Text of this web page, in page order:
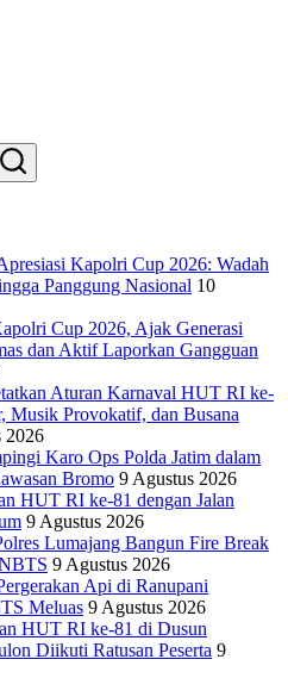
Search
Kapolri Cup 2026: Wadah
Panggung Nasional 10
Cup 2026, Ajak Generasi
dan Aktif Laporkan Gangguan
Aturan Karnaval HUT RI ke-
Musik Provokatif, dan Busana
2026
Karo Ops Polda Jatim dalam
Bromo 9 Agustus 2026
HUT RI ke-81 dengan Jalan
9 Agustus 2026
Lumajang Bangun Fire Break
9 Agustus 2026
Api di Ranupani
Meluas 9 Agustus 2026
HUT RI ke-81 di Dusun
Diikuti Ratusan Peserta 9